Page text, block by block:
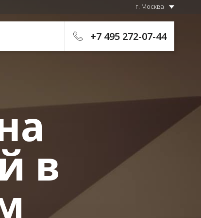
г. Москва
+7 495 272-07-44
в